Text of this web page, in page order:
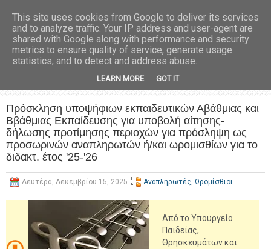
Πρόσκληση υποψήφιων εκπαιδευτικών Αβάθμιας και
Ββάθμιας Εκπαίδευσης για υποβολή αίτησης-
δήλωσης προτίμησης περιοχών για πρόσληψη ως
προσωρινών αναπληρωτών ή/και ωρομισθίων για το
διδακτ. έτος '25-'26
Δευτέρα, Δεκεμβρίου 15, 2025 Αναπληρωτές, Ωρομίσθιοι
Από το Υπουργείο
Παιδείας,
Θρησκευμάτων και
This site uses cookies from Google to deliver its services
and to analyze traffic. Your IP address and user-agent are
shared with Google along with performance and security
metrics to ensure quality of service, generate usage
statistics, and to detect and address abuse.
LEARN MORE GOT IT